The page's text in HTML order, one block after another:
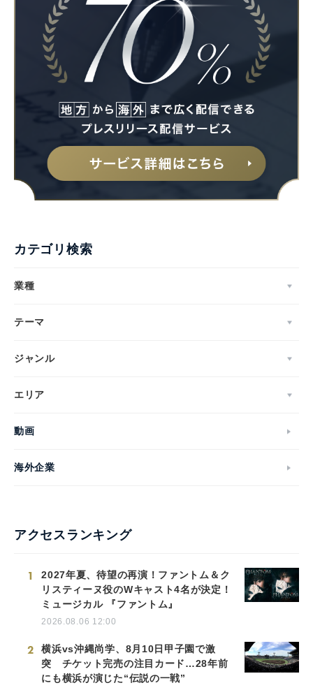
カテゴリ検索
業種
テーマ
ジャンル
エリア
動画
海外企業
アクセスランキング
1
2027年夏、待望の再演！ファントム＆ク
リスティーヌ役のWキャスト4名が決定！
ミュージカル 『ファントム』
2026.08.06 12:00
2
横浜vs沖縄尚学、8月10日甲子園で激
突 チケット完売の注目カード…28年前
にも横浜が演じた“伝説の一戦”
Japanese